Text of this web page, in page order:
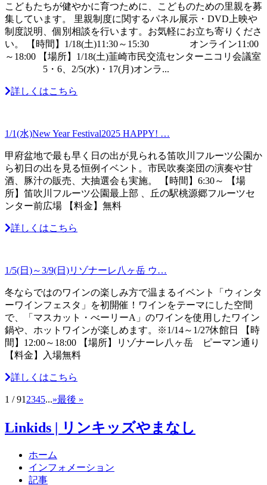
こどもたちが健やかに育つために、こどものための里親を募
集しています。 里親制度に関するパネル展示・DVD上映や
制度説明、個別相談を行います。お気軽にお立ち寄りくださ
い。 【時間】1/18(土)11:30～15:30 オンライン11:00
～18:00 【場所】1/18(土)韮崎市民交流センターニコリ会議室
5・6、2/5(水)・17(月)オンラ...
詳しくはこちら
1/1(水)New Year Festival2025 HAPPY! …
甲府盆地で最も早く日の出が見られる笛吹川フルーツ公園か
ら初日の出を見る恒例イベント。市民吹奏楽団の演奏や甘
酒、豚汁の販売、大抽選会も実施。 【時間】6:30～ 【場
所】笛吹川フルーツ公園最上部 、丘の駅桃源郷フルーツセ
ンター前広場 【料金】無料
詳しくはこちら
1/5(日)～3/9(日)リゾナーレ八ヶ岳 ウ…
冬ならではのワインの楽しみ方で温まるイベント「ウィンタ
ーワインフェスタ」を初開催！ワインをテーマにした空間
で、「マスカット・べーリーA」のワインを使用したワイン
鍋や、ホットワインが楽しめます。※1/14～1/27休館日 【時
間】12:00～18:00 【場所】リゾナーレ八ヶ岳 ピーマン通り
【料金】入場無料
詳しくはこちら
1 / 91 2345...»最後 »
Linkids | リンキッズやまなし
ホーム
インフォメーション
記事